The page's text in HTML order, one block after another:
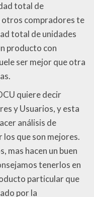
total de
otros compradores te
total de unidades
producto con
ser mejor que otra
quiere decir
y Usuarios, y esta
análisis de
que son mejores.
mas hacen un buen
tenerlos en
particular que
por la